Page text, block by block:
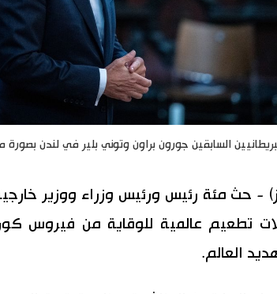
السابقين جورون براون وتوني بلير في لندن بصورة
- حث مئة رئيس ورئيس وزراء ووزير
تطعيم عالمية للوقاية من فيروس
العالم.